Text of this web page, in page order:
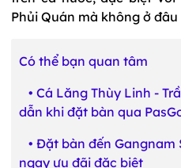
Phủi Quán mà không ở đâu
Có thể bạn quan tâm
• Cá Lăng Thùy Linh -
dẫn khi đặt bàn qua
• Đặt bàn đến Gangnam
ngay ưu đãi đặc biệt